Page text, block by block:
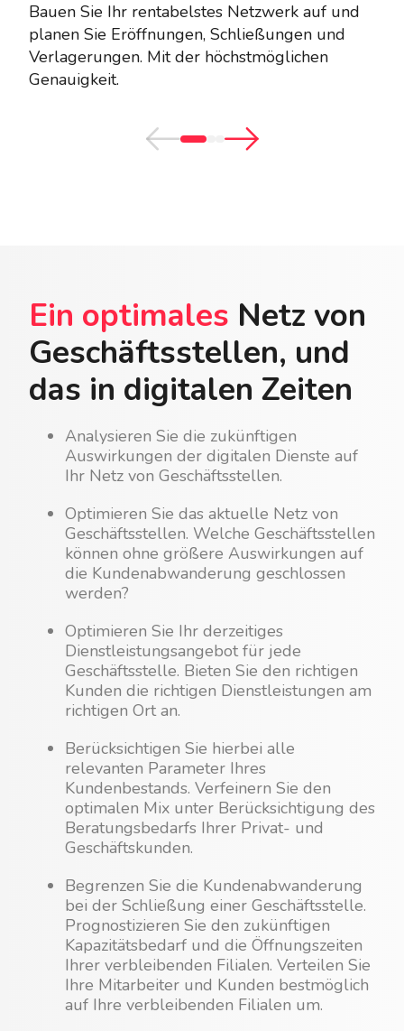
Bauen Sie Ihr rentabelstes Netzwerk auf und
planen Sie Eröffnungen, Schließungen und
Verlagerungen. Mit der höchstmöglichen
Genauigkeit.
Ein optimales Netz von
Geschäftsstellen, und
das in digitalen Zeiten
Analysieren Sie die zukünftigen
Auswirkungen der digitalen Dienste auf
Ihr Netz von Geschäftsstellen.
Optimieren Sie das aktuelle Netz von
Geschäftsstellen. Welche Geschäftsstellen
können ohne größere Auswirkungen auf
die Kundenabwanderung geschlossen
werden?
Optimieren Sie Ihr derzeitiges
Dienstleistungsangebot für jede
Geschäftsstelle. Bieten Sie den richtigen
Kunden die richtigen Dienstleistungen am
richtigen Ort an.
Berücksichtigen Sie hierbei alle
relevanten Parameter Ihres
Kundenbestands. Verfeinern Sie den
optimalen Mix unter Berücksichtigung des
Beratungsbedarfs Ihrer Privat- und
Geschäftskunden.
Begrenzen Sie die Kundenabwanderung
bei der Schließung einer Geschäftsstelle.
Prognostizieren Sie den zukünftigen
Kapazitätsbedarf und die Öffnungszeiten
Ihrer verbleibenden Filialen. Verteilen Sie
Ihre Mitarbeiter und Kunden bestmöglich
auf Ihre verbleibenden Filialen um.